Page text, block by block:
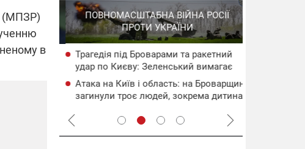
(МПЗР)
в
НАБУ
ПОВНОМАСШТАБНА ВІЙНА РОСІЇ
ПРОТИ УКРАЇНИ
Трагедія під Броварами та ракетний
удар по Києву: Зеленський вимагає
нових санкцій проти рф
Атака на Київ і область: на Броварщині
загинули троє людей, зокрема дитина